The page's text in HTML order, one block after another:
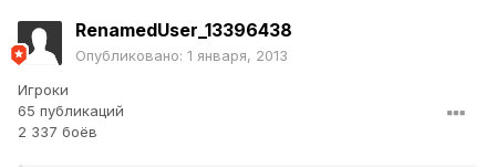
RenamedUser_13396438
Опубликовано: 1 января, 2013
Игроки
65 публикаций
2 337 боёв